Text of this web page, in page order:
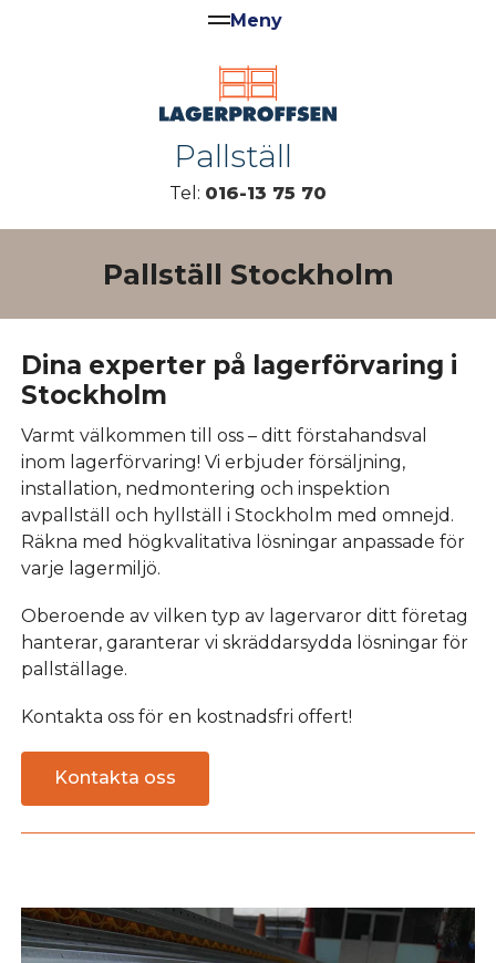
Pallställ
Tel: 016-13 75 70
Pallställ Stockholm
Dina experter på lagerförvaring i
Stockholm
Varmt välkommen till oss – ditt förstahandsval
inom lagerförvaring! Vi erbjuder försäljning,
installation, nedmontering och inspektion
avpallställ och hyllställ i Stockholm med omnejd.
Räkna med högkvalitativa lösningar anpassade för
varje lagermiljö.
Oberoende av vilken typ av lagervaror ditt företag
hanterar, garanterar vi skräddarsydda lösningar för
pallställage.
Kontakta oss för en kostnadsfri offert!
Kontakta oss